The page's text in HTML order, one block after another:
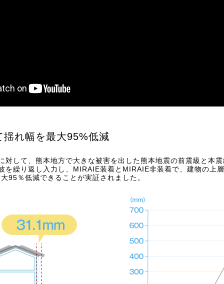
れ幅を最大95%低減
対して、熊本地方で大きな被害を出した熊本地震の前震級と本
を繰り返し入力し、MIRAIE装着とMIRAIE非装着で、建物の上
95％低減できることが実証されました。